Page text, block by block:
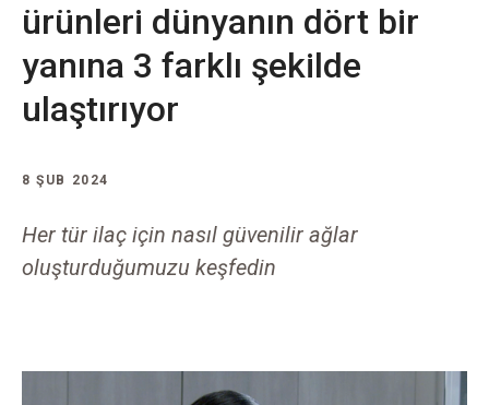
ürünleri dünyanın dört bir
yanına 3 farklı şekilde
ulaştırıyor
8 ŞUB 2024
Her tür ilaç için nasıl güvenilir ağlar
oluşturduğumuzu keşfedin